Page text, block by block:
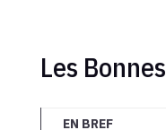
Les
EN BREF